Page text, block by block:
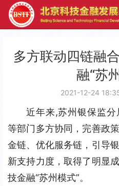
多方联动四链融
融“苏
2021-12-24
近年来,苏州银保监
等部门多方协同，完善政
金链、优化服务链，引导
新支持力度，取得了明显
技金融“苏州模式”。